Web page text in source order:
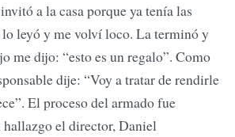
a la casa porque ya tenía las
leyó y me volví loco. La terminó y
me dijo: “esto es un regalo”. Como
dije: “Voy a tratar de rendirle
El proceso del armado fue
el director, Daniel